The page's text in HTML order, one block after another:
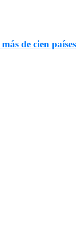
de cien países